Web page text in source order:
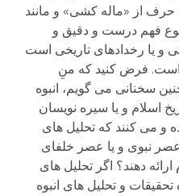
حرف از «ماله کشی» و مانند
فهم درست و دقیق و
و یا رخدادهای تاریخی است
است. فرض کنید که منِ
سخنانی می گویم، انبوه
اسلام و یا سیره نویسان
و می کنند که تحلیل های
عصر نبوی و یا عصر خلفای
ارائه دهند؟ اگر تحلیل های
و تحلیل های انبوه